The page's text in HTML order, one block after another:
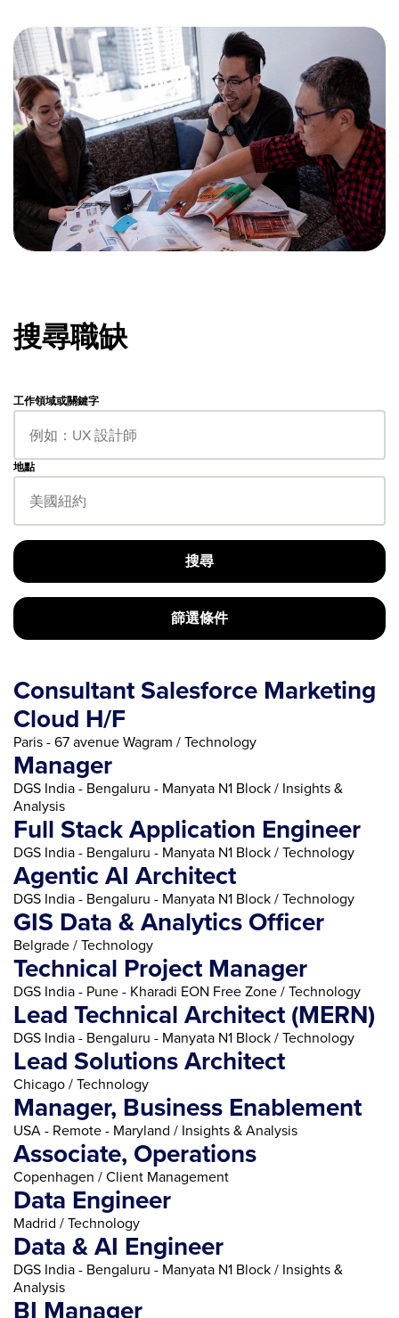
搜尋職缺
工作領域或關鍵字
地點
搜尋
篩選條件
Consultant Salesforce Marketing
Cloud H/F
Paris - 67 avenue Wagram / Technology
Manager
DGS India - Bengaluru - Manyata N1 Block / Insights &
Analysis
Full Stack Application Engineer
DGS India - Bengaluru - Manyata N1 Block / Technology
Agentic AI Architect
DGS India - Bengaluru - Manyata N1 Block / Technology
GIS Data & Analytics Officer
Belgrade / Technology
Technical Project Manager
DGS India - Pune - Kharadi EON Free Zone / Technology
Lead Technical Architect (MERN)
DGS India - Bengaluru - Manyata N1 Block / Technology
Lead Solutions Architect
Chicago / Technology
Manager, Business Enablement
USA - Remote - Maryland / Insights & Analysis
Associate, Operations
Copenhagen / Client Management
Data Engineer
Madrid / Technology
Data & AI Engineer
DGS India - Bengaluru - Manyata N1 Block / Insights &
Analysis
BI Manager